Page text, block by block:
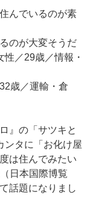
んでいるのが素
のが大変そうだ
／29歳／情報・
歳／運輸・倉
』の「サツキと
ンタに「お化け屋
は住んでみたい
日本国際博覧
話題になりまし